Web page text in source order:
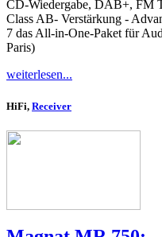
CD-Wiedergabe, DAB+, FM
Class AB- Verstärkung -
7 das All-in-One-Paket für
Paris)
weiterlesen...
HiFi, Receiver